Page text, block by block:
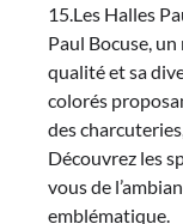
15.Les Halles
Paul Bocuse,
qualité et sa
colorés
des
Découvrez les
vous de
emblématique.